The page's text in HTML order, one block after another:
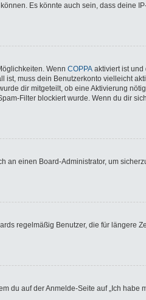
Es könnte auch sein, dass deine
Wenn COPPA aktiviert ist
muss dein Benutzerkonto vielleicht
dir mitgeteilt, ob eine Aktivierung
Filter blockiert wurde. Wenn du dir
einen Board-Administrator, um
regelmäßig Benutzer, die für längere
du auf der Anmelde-Seite auf „Ich habe